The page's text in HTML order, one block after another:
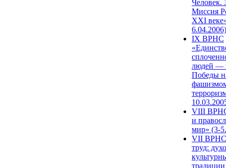
Человек.
Миссия
XXI
6.04.2006)
IX ВРНС
людей —
Победы
VIII
и
мир» (3-
VII ВРНС
труд: